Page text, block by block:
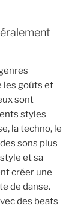
les goûts et
sont
styles
la techno, le
sons plus
et sa
créer une
de danse.
des beats